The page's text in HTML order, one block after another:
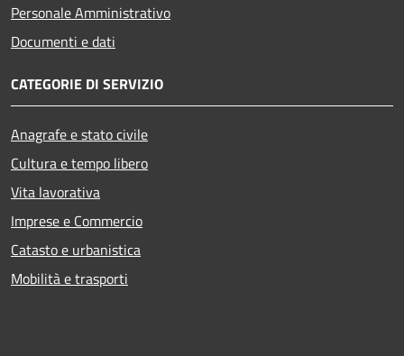
Personale Amministrativo
Documenti e dati
CATEGORIE DI SERVIZIO
Anagrafe e stato civile
Cultura e tempo libero
Vita lavorativa
Imprese e Commercio
Catasto e urbanistica
Mobilità e trasporti